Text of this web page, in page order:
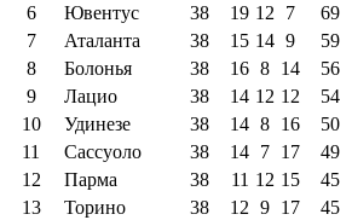
6
Ювентус 38 19 12 7
69
7
Аталанта 38 15 14 9
59
8
Болонья 38 16 8 14
56
9
Лацио 38 14 12 12
54
10
Удинезе 38 14 8 16
50
11
Сассуоло 38 14 7 17
49
12
Парма 38 11 12 15
45
13
Торино 38 12 9 17
45